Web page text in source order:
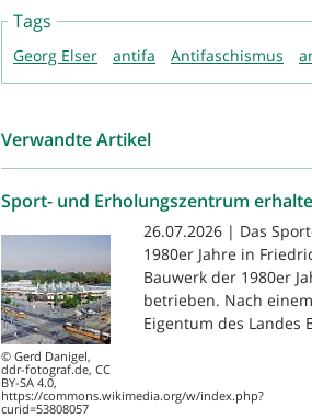
Tags
Georg Elser antifa Antifaschismus
Verwandte Artikel
Sport- und Erholungszentrum
© Gerd Danigel,
ddr-fotograf.de, CC
BY-SA 4.0,
https://commons.wikimedia.org/w/index.php?
curid=53808057
26.07.2026 | Das
1980er Jahre in
Bauwerk der 1980er
betrieben. Nach
Eigentum des Landes